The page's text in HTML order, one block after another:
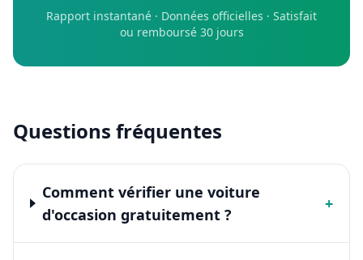
Rapport instantané · Données officielles · Satisfait
ou remboursé 30 jours
Questions fréquentes
Comment vérifier une voiture
d'occasion gratuitement ?
+